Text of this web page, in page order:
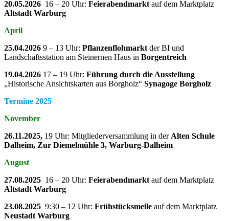
20.05.2026 16 – 20 Uhr: Feierabendmarkt auf dem Marktplatz
Altstadt Warburg
April
25.04.2026 9 – 13 Uhr: Pflanzenflohmarkt der BI und
Landschaftsstation am Steinernen Haus in Borgentreich
19.04.2026 17 – 19 Uhr: Führung durch die Ausstellung
„Historische Ansichtskarten aus Borgholz“ Synagoge Borgholz
Termine 2025
November
26.11.2025, 19 Uhr: Mitgliederversammlung in der Alten Schule
Dalheim, Zur Diemelmühle 3, Warburg-Dalheim
August
27.08.2025 16 – 20 Uhr: Feierabendmarkt auf dem Marktplatz
Altstadt Warburg
23.08.2025 9:30 – 12 Uhr: Frühstücksmeile auf dem Marktplatz
Neustadt Warburg